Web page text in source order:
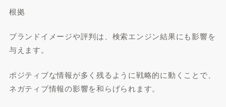
根拠
ブランドイメージや評判は、検索エンジン結果にも影響を
与えます。
ポジティブな情報が多く残るように戦略的に動くことで、
ネガティブ情報の影響を和らげられます。